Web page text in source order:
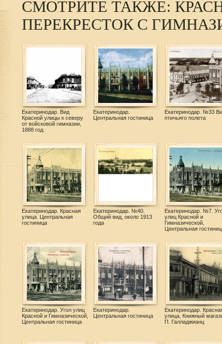
СМОТРИТЕ ТАКЖЕ:
ПЕРЕКРЕСТОК С
Екатеринодар. Вид
Красной улицы к северу
от войсковой гимназии,
1888 год.
Екатеринодар.
Центральная гостиница
Екатеринодар. №33
птичьяго полета
Екатеринодар. Красная
улица. Центральная
гостиница
Екатеринодар. №40.
Общий вид, около 1913
года
Екатеринодар. №7.
улиц Красной и
Гимназической,
Центральная
Екатеринодар. Угол улиц
Красной и Гимназической,
Центральная гостиница
Екатеринодар.
Центральная гостиница
Екатеринодар.
улица, Книжный
П. Галладжианц